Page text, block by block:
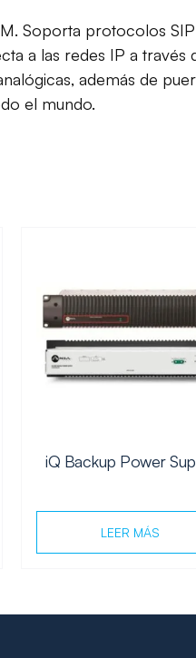
Soporta protocolos
a las redes IP a través
además de
el mundo.
iQ Backup Power
LEER MÁS